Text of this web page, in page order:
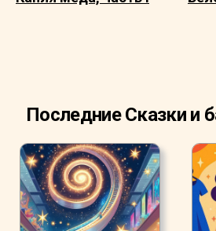
Последние Сказки и